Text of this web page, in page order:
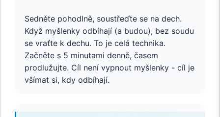
Sedněte pohodlně, soustřeďte se na dech.
Když myšlenky odbíhají (a budou), bez soudu
se vraťte k dechu. To je celá technika.
Začněte s 5 minutami denně, časem
prodlužujte. Cíl není vypnout myšlenky - cíl je
všímat si, kdy odbíhají.